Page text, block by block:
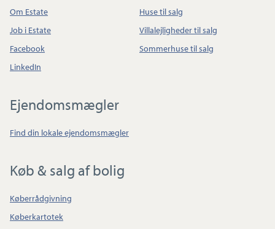
Om Estate
Job i Estate
Facebook
LinkedIn
Huse til salg
Villalejligheder til salg
Sommerhuse til salg
Ejendomsmægler
Find din lokale ejendomsmægler
Køb & salg af bolig
Køberrådgivning
Køberkartotek